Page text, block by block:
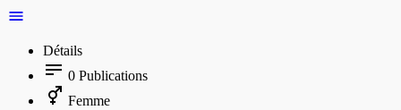
Détails
0 Publications
Femme